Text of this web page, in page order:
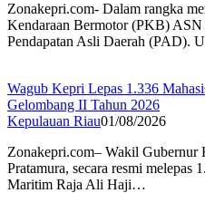
Zonakepri.com- Dalam rangka
Kendaraan Bermotor (PKB) ASN
Pendapatan Asli Daerah (PAD).
Wagub Kepri Lepas 1.336
Gelombang II Tahun 2026
Kepulauan Riau01/08/2026
Zonakepri.com– Wakil Gubernur
Pratamura, secara resmi melepas
Maritim Raja Ali Haji…